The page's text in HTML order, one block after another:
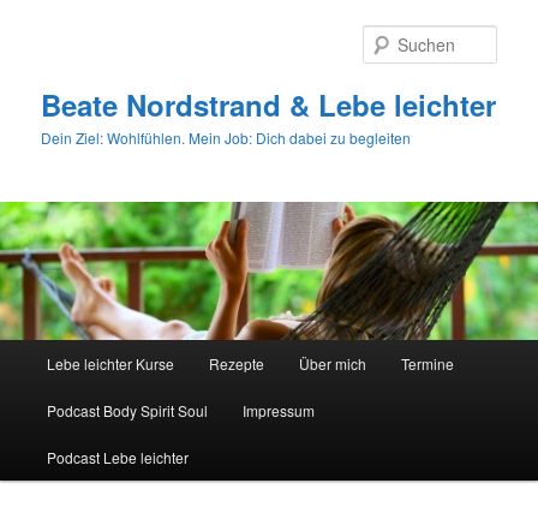
Beate Nordstrand & Lebe leichter
Dein Ziel: Wohlfühlen. Mein Job: Dich dabei zu begleiten
Lebe leichter Kurse Rezepte Über mich Termine
Podcast Body Spirit Soul Impressum
Podcast Lebe leichter